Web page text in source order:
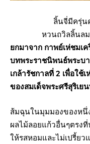
ลิ้นจี่มีครุ่น
หวนถวิลลิ้นล
ยกมาจาก กาพย์เห่ชมเ
บทพระราชนิพนธ์พระบ
เกล้ารัชกาลที่ 2 เพื่อใช้
ของสมเด็จพระศรีสุริเย
ส้มฉุนในมุมมองของหนึ่
ผลไม้ลอยแก้วอื่นๆตรง
ให้รสหอมและไม่เปรี้ย